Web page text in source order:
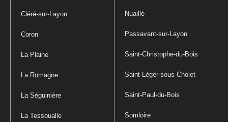
Cléré-sur-Layon
Coron
La Plaine
La Romagne
La Séguinière
La Tessoualle
Nuaillé
Passavant-sur-Layon
Saint-Christophe-du-Bois
Saint-Léger-sous-Cholet
Saint-Paul-du-Bois
Somloire